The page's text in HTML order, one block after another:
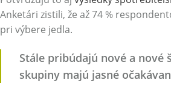
Anketári zistili, že až 74 %
pri výbere jedla.
Stále pribúdajú nové a
skupiny majú jasné